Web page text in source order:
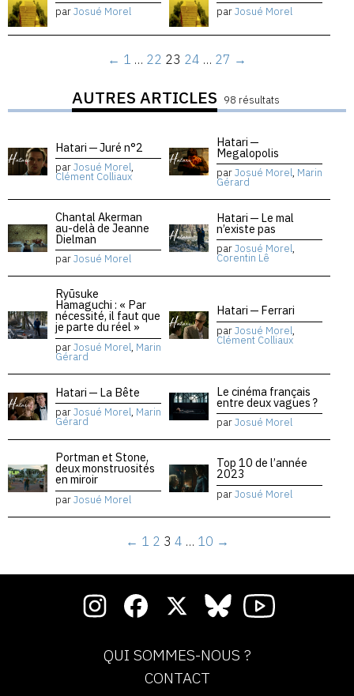
parJosué Morel parJosué Morel
← 1 … 22 23 24 … 27 →
AUTRES ARTICLES 98 résultats
Hatari — Juré n°2
parJosué Morel,
Clément Colliaux
Hatari —
Megalopolis
parJosué Morel, Marin
Gérard
Chantal Akerman
au-delà de Jeanne
Dielman
parJosué Morel
Hatari — Le mal
n’existe pas
parJosué Morel,
Corentin Lê
Ryūsuke
Hamaguchi : « Par
nécessité, il faut que
je parte du réel »
parJosué Morel, Marin
Gérard
Hatari — Ferrari
parJosué Morel,
Clément Colliaux
Hatari — La Bête
parJosué Morel, Marin
Gérard
Le cinéma français
entre deux vagues ?
parJosué Morel
Portman et Stone,
deux monstruosités
en miroir
parJosué Morel
Top 10 de l’année
2023
parJosué Morel
← 1 2 3 4 … 10 →
QUI SOMMES-NOUS ?
CONTACT